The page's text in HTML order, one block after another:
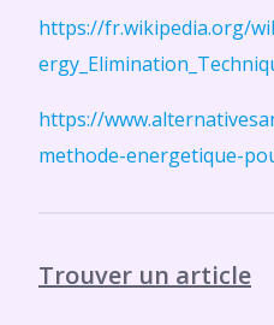
https://fr.wikipedia.org/
https://
methode-energetique-
Trouver un article